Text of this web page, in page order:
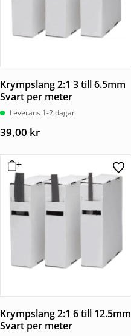
Krympslang 2:1 3 till 6.5mm
Svart per meter
Leverans 1-2 dagar
39,00 kr
Krympslang 2:1 6 till 12.5mm
Svart per meter